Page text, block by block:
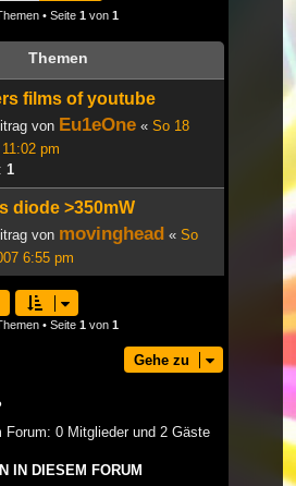
• Seite 1 von 1
Themen
films of youtube
von Eu1eOne « So 18
pm
1
diode >350mW
von movinghead « So
6:55 pm
• Seite 1 von 1
Gehe zu
Forum: 0 Mitglieder und 2 Gäste
IN DIESEM FORUM